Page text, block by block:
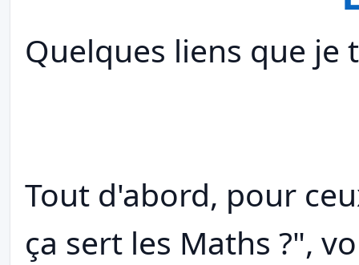
Quelques liens que je
Tout d'abord, pour
ça sert les Maths ?",